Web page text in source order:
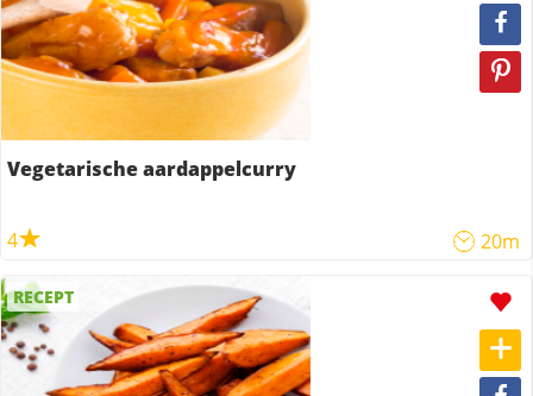
Vegetarische aardappelcurry
4 20m
RECEPT